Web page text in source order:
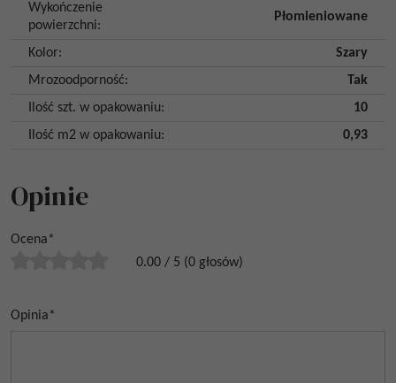
Wykończenie
powierzchni:
Płomieniowane
Kolor:
Szary
Mrozoodporność:
Tak
Ilość szt. w opakowaniu:
10
Ilość m2 w opakowaniu: 0,93
Opinie
Ocena*
0.00 / 5 (0 głosów)
Opinia*